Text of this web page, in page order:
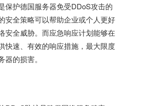
保护德国服务器免受DDoS攻击的
安全策略可以帮助企业或个人更好
安全威胁。而应急响应计划能够在
快速、有效的响应措施，最大限度
的损害。